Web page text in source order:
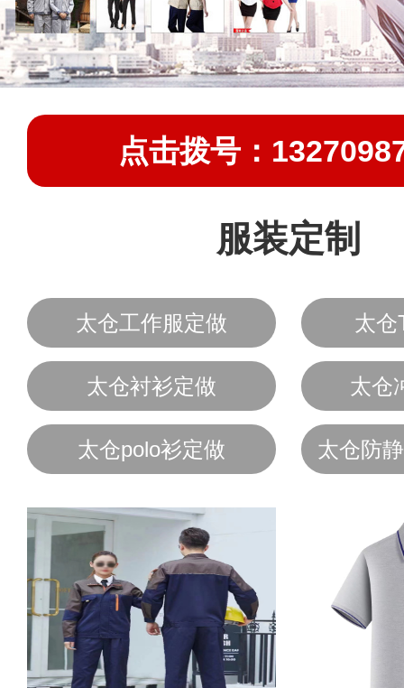
点击拨号：
服装定制
太仓工作服定做 太仓
太仓衬衫定做 太仓
太仓polo衫定做 太仓防